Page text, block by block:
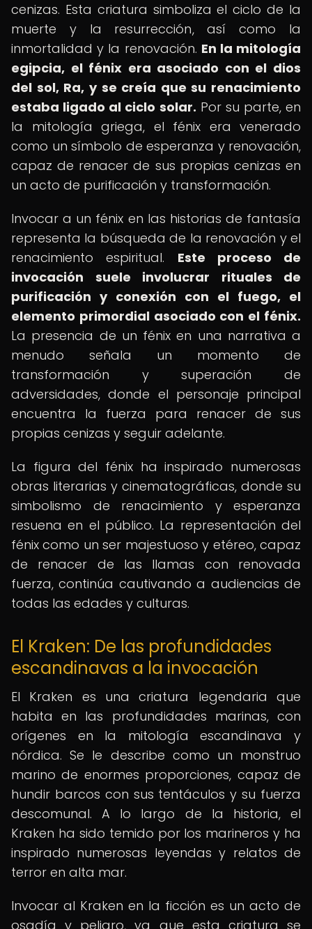
cenizas. Esta criatura simboliza el ciclo de la
muerte y la resurrección, así como la
inmortalidad y la renovación. En la mitología
egipcia, el fénix era asociado con el dios
del sol, Ra, y se creía que su renacimiento
estaba ligado al ciclo solar. Por su parte, en
la mitología griega, el fénix era venerado
como un símbolo de esperanza y renovación,
capaz de renacer de sus propias cenizas en
un acto de purificación y transformación.
Invocar a un fénix en las historias de fantasía
representa la búsqueda de la renovación y el
renacimiento espiritual. Este proceso de
invocación suele involucrar rituales de
purificación y conexión con el fuego, el
elemento primordial asociado con el fénix.
La presencia de un fénix en una narrativa a
menudo señala un momento de
transformación y superación de
adversidades, donde el personaje principal
encuentra la fuerza para renacer de sus
propias cenizas y seguir adelante.
La figura del fénix ha inspirado numerosas
obras literarias y cinematográficas, donde su
simbolismo de renacimiento y esperanza
resuena en el público. La representación del
fénix como un ser majestuoso y etéreo, capaz
de renacer de las llamas con renovada
fuerza, continúa cautivando a audiencias de
todas las edades y culturas.
El Kraken: De las profundidades
escandinavas a la invocación
El Kraken es una criatura legendaria que
habita en las profundidades marinas, con
orígenes en la mitología escandinava y
nórdica. Se le describe como un monstruo
marino de enormes proporciones, capaz de
hundir barcos con sus tentáculos y su fuerza
descomunal. A lo largo de la historia, el
Kraken ha sido temido por los marineros y ha
inspirado numerosas leyendas y relatos de
terror en alta mar.
Invocar al Kraken en la ficción es un acto de
osadía y peligro, ya que esta criatura se